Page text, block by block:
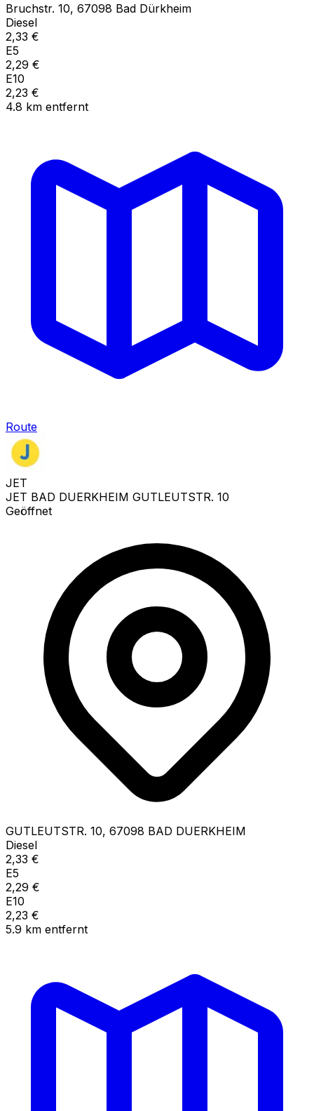
Bruchstr. 10, 67098 Bad Dürkheim
Diesel
2,33 €
E5
2,29 €
E10
2,23 €
4.8 km entfernt
Route
JET
JET BAD DUERKHEIM GUTLEUTSTR. 10
Geöffnet
GUTLEUTSTR. 10, 67098 BAD DUERKHEIM
Diesel
2,33 €
E5
2,29 €
E10
2,23 €
5.9 km entfernt